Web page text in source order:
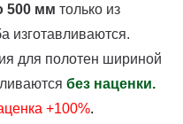
500 мм только из
изготавливаются.
для полотен шириной
без наценки.
+100%.